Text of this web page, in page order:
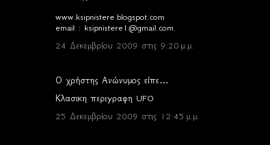
www.ksipnistere.blogspot.com
email : ksipnistere1@gmail.com
24 Δεκεμβρίου 2009 στις 9:20 μ.μ.
Ο χρήστης Ανώνυμος είπε…
Κλασικη περιγραφη UFO
25 Δεκεμβρίου 2009 στις 12:45 μ.μ.